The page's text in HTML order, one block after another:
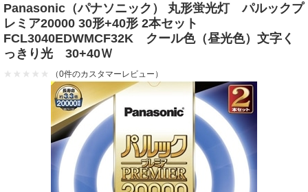
Panasonic（パナソニック） 丸形蛍光灯 パルックプ
レミア20000 30形+40形 2本セット
FCL3040EDWMCF32K クール色（昼光色）文字く
っきり光 30+40Ｗ
（0件のカスタマーレビュー）